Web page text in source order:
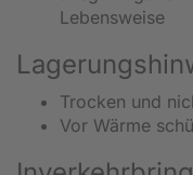
Lebensweise
Trocken und
Vor Wärme